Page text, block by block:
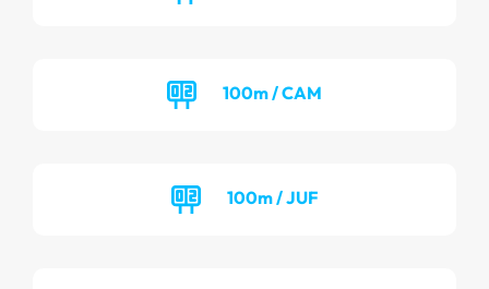
100m / CAM
100m / JUF